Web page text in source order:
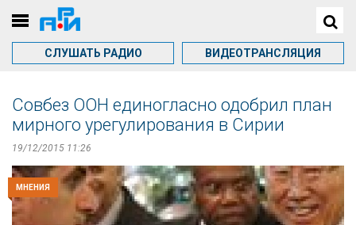
СЛУШАТЬ РАДИО ВИДЕОТРАНСЛЯЦИЯ
Совбез ООН единогласно одобрил план
мирного урегулирования в Сирии
19/12/2015 11:26
МНЕНИЯ